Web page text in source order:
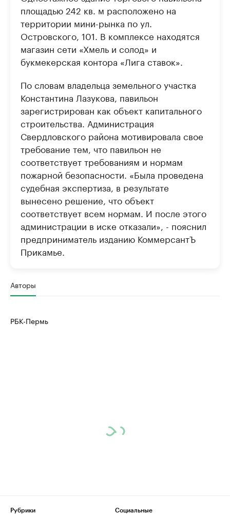
площадью 242 кв. м расположено на
территории мини-рынка по ул.
Островского, 101. В комплексе находятся
магазин сети «Хмель и солод» и
букмекерская контора «Лига ставок».
По словам владельца земельного участка
Константина Лазукова, павильон
зарегистрирован как объект капитального
строительства. Администрация
Свердловского района мотивировала свое
требование тем, что павильон не
соответствует требованиям и нормам
пожарной безопасности. «Была проведена
судебная экспертиза, в результате
вынесено решение, что объект
соответствует всем нормам. И после этого
администрации в иске отказали», - пояснил
предприниматель изданию КоммерсантЪ
Прикамье.
Авторы
РБК-Пермь
Рубрики
Социальные